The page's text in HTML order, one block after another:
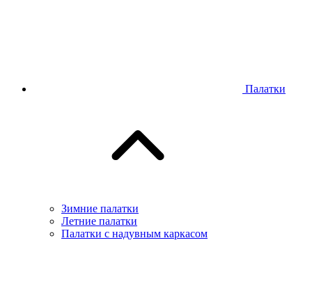
Палатки
Зимние палатки
Летние палатки
Палатки с надувным каркасом